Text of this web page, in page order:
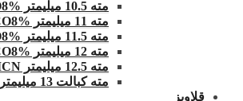
مته 10.5 میلیمتر HSSCO8%
مته 11 میلیمتر HSSCO8%
مته 11.5 میلیمتر HSSCO8%
مته 12 میلیمتر HSSCO8%
مته 12.5 میلیمتر HSSCO8% TICN
مته کبالت 13 میلیمتر 8%HSSCO TICN
قلاویز